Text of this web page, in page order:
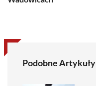
Podobne Artykuły